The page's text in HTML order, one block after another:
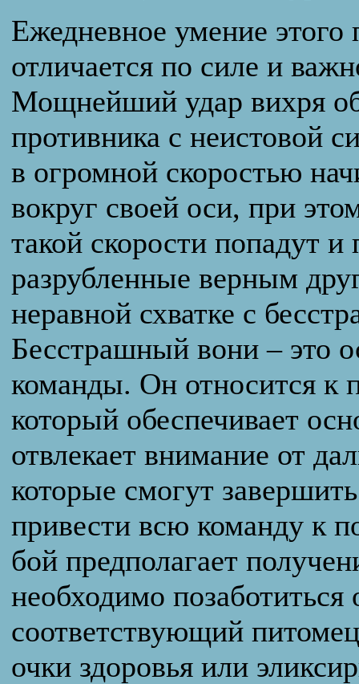
Ежедневное умение этого
отличается по силе и
Мощнейший удар вихря
противника с неистовой
в огромной скоростью
вокруг своей оси, при
такой скорости попадут и
разрубленные верным
неравной схватке с
Бесстрашный вони – это
команды. Он относится к
который обеспечивает
отвлекает внимание от
которые смогут
привести всю команду к
бой предполагает
необходимо
соответствующий
очки здоровья или